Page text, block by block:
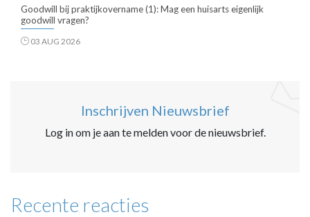
Goodwill bij praktijkovername (1): Mag een huisarts eigenlijk
goodwill vragen?
03 AUG 2026
Inschrijven Nieuwsbrief
Log in om je aan te melden voor de nieuwsbrief.
Recente reacties